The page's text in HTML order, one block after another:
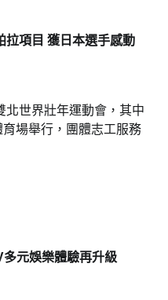
拉項目 獲日本選手感動
北世界壯年運動會，其中
場舉行，團體志工服務
元娛樂體驗再升級